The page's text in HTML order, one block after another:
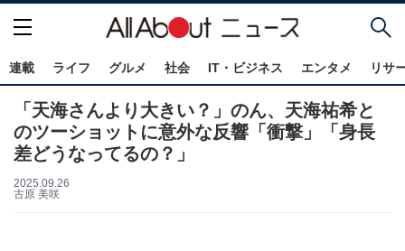
連載 ライフ グルメ 社会 IT・ビジネス エンタメ リサ
「天海さんより大きい？」のん、天海祐希と
のツーショットに意外な反響「衝撃」「身長
差どうなってるの？」
2025.09.26
古原 美咲